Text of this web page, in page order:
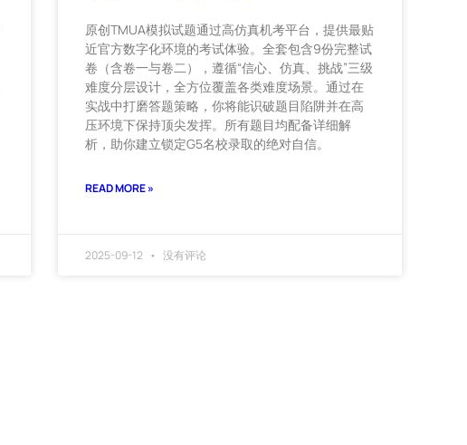
原创TMUA模拟试题通过高仿真机考平台，提供最贴
近官方数字化环境的考试体验。全套包含9份完整试
卷（含卷一与卷二），遵循“信心、仿真、挑战”三级
难度分层设计，全方位覆盖各类难度场景。通过在
实战中打磨答题策略，你将能识破题目陷阱并在高
压环境下保持顶尖发挥。所有题目均配备详细解
析，助你建立锁定G5名校录取的绝对自信。
READ MORE »
2025-09-12 没有评论